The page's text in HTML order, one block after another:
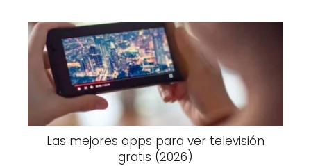
Las mejores apps para ver televisión
gratis (2026)